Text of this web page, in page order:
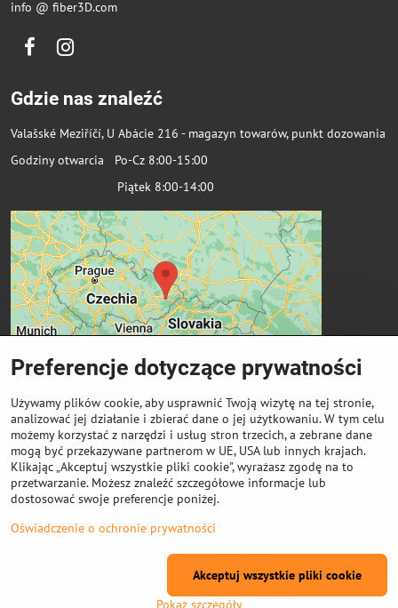
info @ fiber3D.com
FacebookInstagram
Gdzie nas znaleźć
Valašské Meziříčí, U Abácie 216 - magazyn towarów, punkt dozowania
Godziny otwarcia Po-Cz 8:00-15:00
Piątek 8:00-14:00
Ważne linki
Odkup cewek
Preferencje dotyczące prywatności
Oświadczenie o ochronie prywatności
Preferencje dotyczące prywatności
Używamy plików cookie, aby usprawnić Twoją wizytę na tej stronie,
analizować jej działanie i zbierać dane o jej użytkowaniu. W tym celu
możemy korzystać z narzędzi i usług stron trzecich, a zebrane dane
mogą być przekazywane partnerom w UE, USA lub innych krajach.
Klikając „Akceptuj wszystkie pliki cookie", wyrażasz zgodę na to
przetwarzanie. Możesz znaleźć szczegółowe informacje lub
dostosować swoje preferencje poniżej.
Oświadczenie o ochronie prywatności
Pokaż szczegóły
Akceptuj wszystkie pliki cookie